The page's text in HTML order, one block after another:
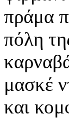
πράμα
πόλη
μασκέ
και